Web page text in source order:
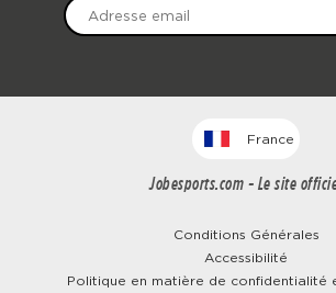
France
Jobesports.com - Le site
Conditions Générales
Accessibilité
Politique en matière de confidentialité